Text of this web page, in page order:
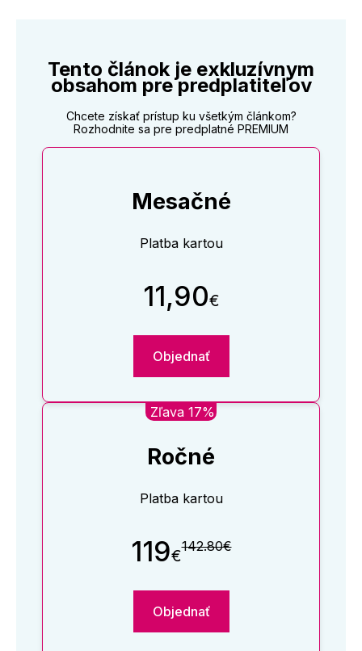
Tento článok je exkluzívnym
obsahom pre predplatiteľov
Chcete získať prístup ku všetkým článkom?
Rozhodnite sa pre predplatné PREMIUM
Mesačné
Platba kartou
11,90€
Objednať
Zľava 17%
Ročné
Platba kartou
119€142.80€
Objednať